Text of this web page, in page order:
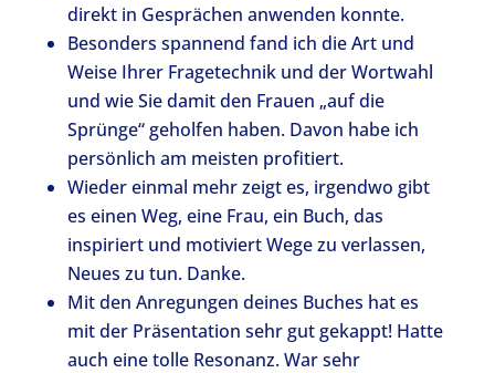
direkt in Gesprächen anwenden konnte.
Besonders spannend fand ich die Art und
Weise Ihrer Fragetechnik und der Wortwahl
und wie Sie damit den Frauen „auf die
Sprünge“ geholfen haben. Davon habe ich
persönlich am meisten profitiert.
Wieder einmal mehr zeigt es, irgendwo gibt
es einen Weg, eine Frau, ein Buch, das
inspiriert und motiviert Wege zu verlassen,
Neues zu tun. Danke.
Mit den Anregungen deines Buches hat es
mit der Präsentation sehr gut gekappt! Hatte
auch eine tolle Resonanz. War sehr